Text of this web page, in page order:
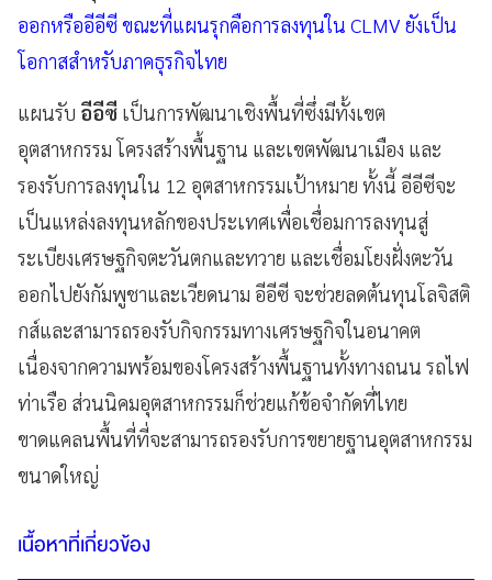
ออกหรืออีอีซี ขณะที่แผนรุกคือการลงทุนใน CLMV ยังเป็น
โอกาสสำหรับภาคธุรกิจไทย
แผนรับ อีอีซี เป็นการพัฒนาเชิงพื้นที่ซึ่งมีทั้งเขต
อุตสาหกรรม โครงสร้างพื้นฐาน และเขตพัฒนาเมือง และ
รองรับการลงทุนใน 12 อุตสาหกรรมเป้าหมาย ทั้งนี้ อีอีซีจะ
เป็นแหล่งลงทุนหลักของประเทศเพื่อเชื่อมการลงทุนสู่
ระเบียงเศรษฐกิจตะวันตกและทวาย และเชื่อมโยงฝั่งตะวัน
ออกไปยังกัมพูชาและเวียดนาม อีอีซี จะช่วยลดต้นทุนโลจิสติ
กส์และสามารถรองรับกิจกรรมทางเศรษฐกิจในอนาคต
เนื่องจากความพร้อมของโครงสร้างพื้นฐานทั้งทางถนน รถไฟ
ท่าเรือ ส่วนนิคมอุตสาหกรรมก็ช่วยแก้ข้อจำกัดที่ไทย
ขาดแคลนพื้นที่ที่จะสามารถรองรับการขยายฐานอุตสาหกรรม
ขนาดใหญ่
เนื้อหาที่เกี่ยวข้อง